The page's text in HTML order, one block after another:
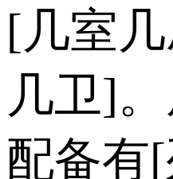
[几室
几卫]
配备有